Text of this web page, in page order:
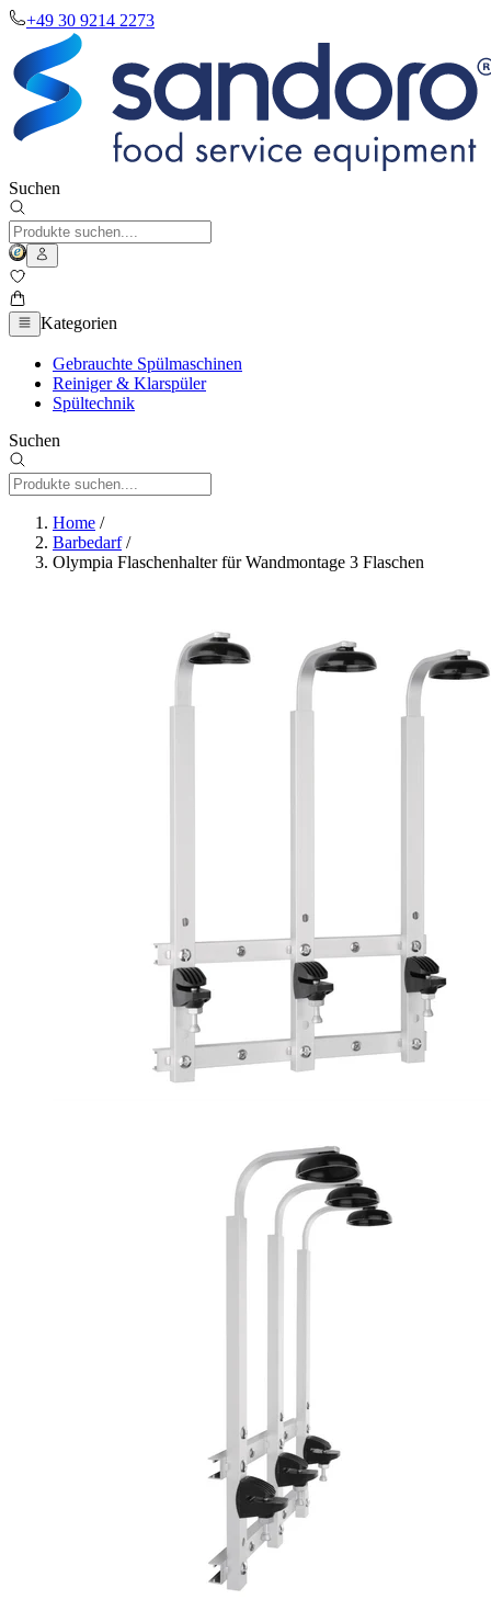
+49 30 9214 2273
Suchen
Kategorien
Gebrauchte Spülmaschinen
Reiniger & Klarspüler
Spültechnik
Suchen
Home /
Barbedarf/
Olympia Flaschenhalter für Wandmontage 3 Flaschen